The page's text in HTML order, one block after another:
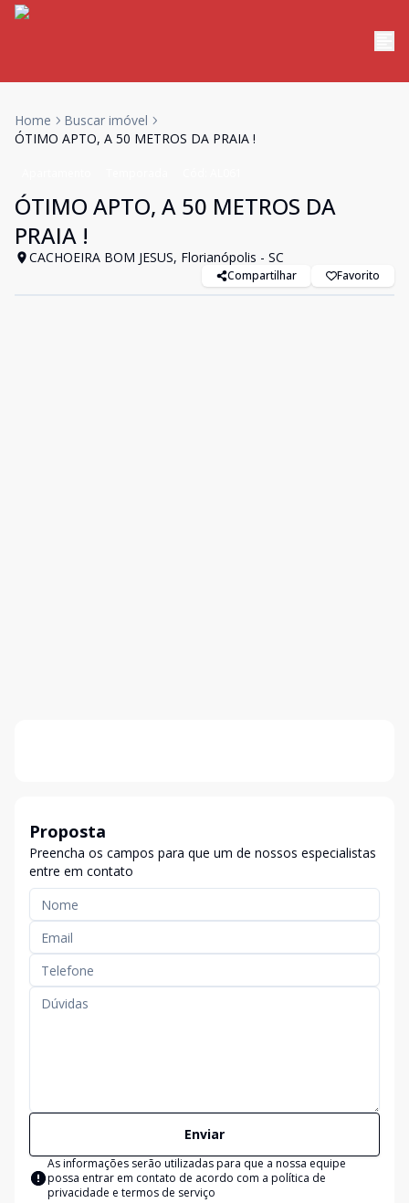
Home
Buscar imóvel
ÓTIMO APTO, A 50 METROS DA PRAIA !
ÓTIMO APTO, A 50 METROS DA
PRAIA !
CACHOEIRA BOM JESUS, Florianópolis - SC
Compartilhar Favorito
Proposta
Preencha os campos para que um de nossos especialistas
entre em contato
Enviar
As informações serão utilizadas para que a nossa equipe
possa entrar em contato de acordo com a política de
privacidade e termos de serviço